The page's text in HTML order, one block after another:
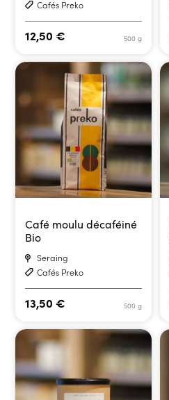
Cafés Preko
500 g
12,50€
Café moulu décaféiné
Bio
Seraing
Cafés Preko
500 g
13,50€